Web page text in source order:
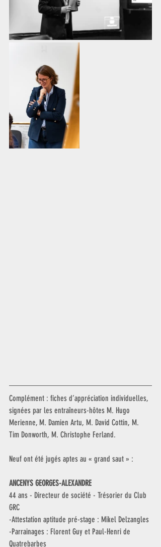
Complément : fiches d’appréciation individuelles,
signées par les entraîneurs-hôtes M. Hugo
Merienne, M. Damien Artu, M. David Cottin, M.
Tim Donworth, M. Christophe Ferland.
Neuf ont été jugés aptes au « grand saut » :
ANCENYS GEORGES-ALEXANDRE
44 ans - Directeur de société - Trésorier du Club
GRC
-Attestation aptitude pré-stage : Mikel Delzangles
-Parrainages : Florent Guy et Paul-Henri de
Quatrebarbes